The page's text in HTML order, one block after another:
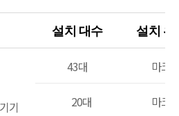
설치 대수 설치 위
기
43대 마크
20대 마크